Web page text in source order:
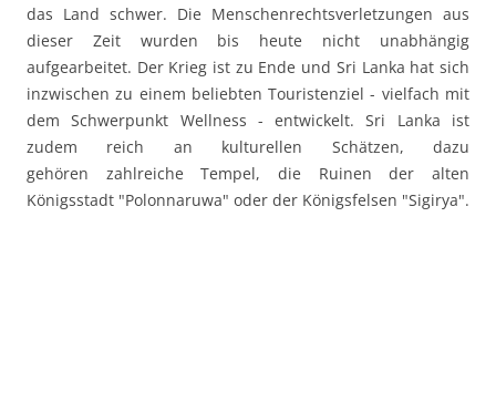
das Land schwer. Die Menschenrechtsverletzungen aus
dieser Zeit wurden bis heute nicht unabhängig
aufgearbeitet. Der Krieg ist zu Ende und Sri Lanka hat sich
inzwischen zu einem beliebten Touristenziel - vielfach mit
dem Schwerpunkt Wellness - entwickelt. Sri Lanka ist
zudem reich an kulturellen Schätzen, dazu
gehören zahlreiche Tempel, die Ruinen der alten
Königsstadt "Polonnaruwa" oder der Königsfelsen "Sigirya".